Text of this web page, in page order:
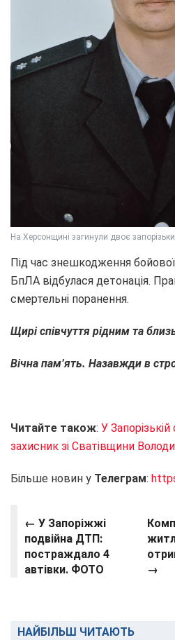
На Херсонщині загинули двоє
Під час знешкодження
БпЛА відбулася детонація.
смертельні поранення.
Щирі співчуття рідним та
Вічна пам’ять. Назавжди в
Читайте також: У Запорізькій
захисник зі Сватівщини
Більше новин у Телеграм:
← У Запоріжжі
подвійна ДТП:
постраждало 4
автівки. ФОТО
→
НАЙБІЛЬШ ЧИТАЮТЬ